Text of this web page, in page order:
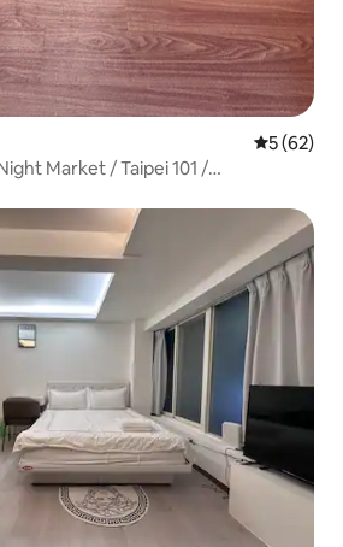
5 av 5 i
5 (62)
Market / Taipei 101 /